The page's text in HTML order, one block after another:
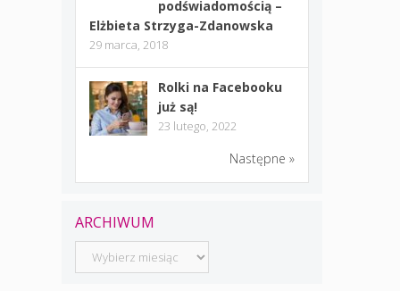
podświadomością –
Elżbieta Strzyga-Zdanowska
29 marca, 2018
Rolki na Facebooku
już są!
23 lutego, 2022
Następne »
ARCHIWUM
Archiwum